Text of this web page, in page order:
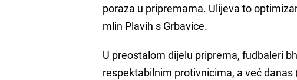
poraza u pripremama. Ulijeva to
mlin Plavih s Grbavice.
U preostalom dijelu priprema, fudbaleri
respektabilnim protivnicima, a već